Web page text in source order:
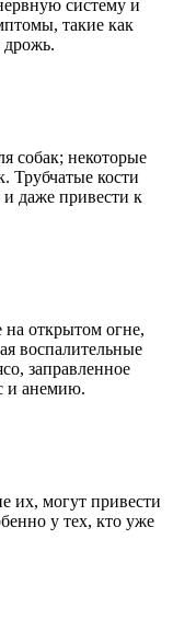
систему и
такие как
дрожь.
собак; некоторые
Трубчатые кости
и даже привести к
открытом огне,
воспалительные
заправленное
и анемию.
их, могут привести
у тех, кто уже